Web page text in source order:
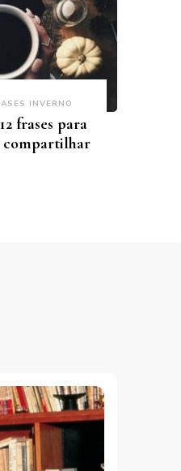
INVERNO
frases para
compartilhar